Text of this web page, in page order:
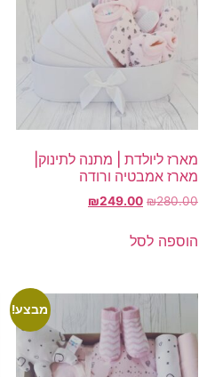
מארז ליולדת | מתנה לתינוק|
מארז אמבטיה ורודה
₪280.00
המחיר
היה:
₪249.00
הוספה לסל
מבצע!